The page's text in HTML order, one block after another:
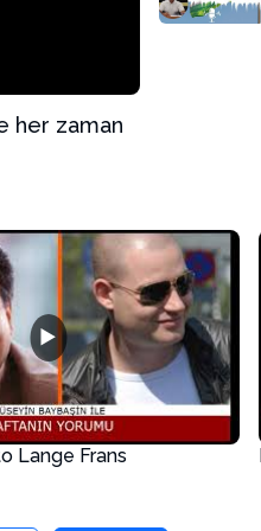
her zaman
▶
Lange Frans